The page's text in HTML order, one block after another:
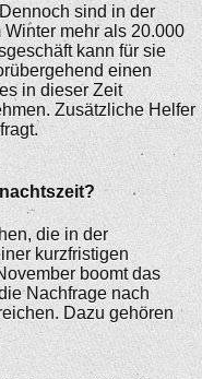
sind in der
mehr als 20.000
kann für sie
einen
in dieser Zeit
Zusätzliche Helfer
die in der
kurzfristigen
boomt das
Nachfrage nach
Dazu gehören